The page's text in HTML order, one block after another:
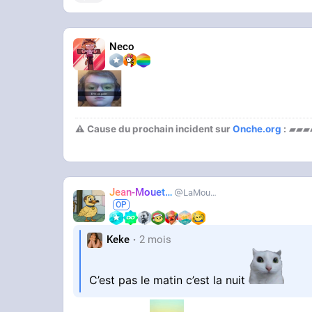
Neco
⚠ Cause du prochain incident surOnche.org :
Jean-Mouette LaMouetteAhi
Keke 2 mois
C’est pas le matin c’est la nuit